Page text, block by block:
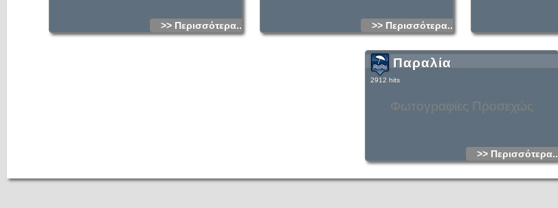
>> Περισσότερα... >> Περισσότερα...
Φωτογραφίες Προσεχώς
Παραλία
2912 hits
>> Περισσότερα...